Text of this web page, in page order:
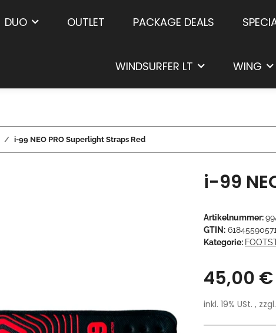
DUO OUTLET PACKAGE DEALS
WINDSURFER LT WING
i-99 NEO PRO Superlight Straps Red
i-99
Artikelnummer:
GTIN:
Kategorie:
45,00 €
inkl. 19% USt. , zzgl.